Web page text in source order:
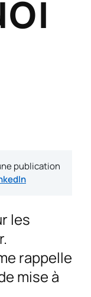
publication
les
rappelle
mise à